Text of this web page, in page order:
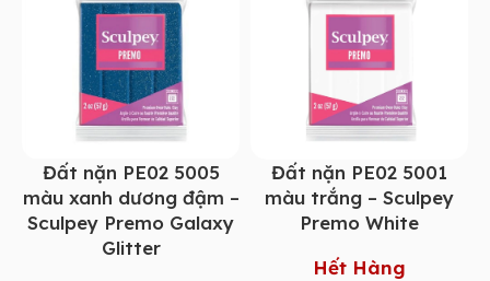
Đất nặn PE02 5005
màu xanh dương đậm –
Sculpey Premo Galaxy
Glitter
Đất nặn PE02 5001
màu trắng – Sculpey
Premo White
Hết Hàng